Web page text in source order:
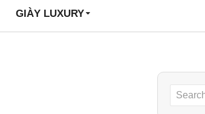
GIÀY LUXURY
Search